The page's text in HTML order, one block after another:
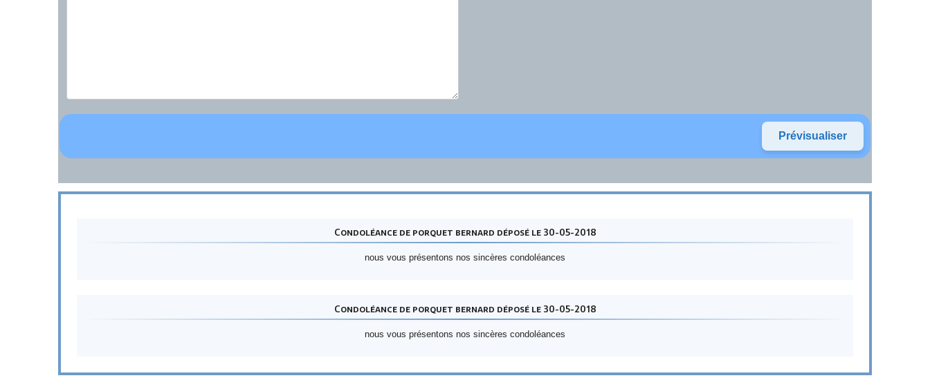
Condoléance de porquet bernard déposé le 30-05-2018
nous vous présentons nos sincères condoléances
Condoléance de porquet bernard déposé le 30-05-2018
nous vous présentons nos sincères condoléances